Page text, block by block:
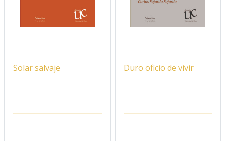
Solar salvaje Duro oficio de vivir